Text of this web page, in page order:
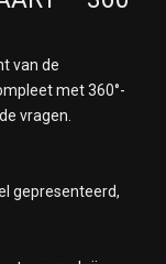
van de
met 360°-
vragen.
gepresenteerd,